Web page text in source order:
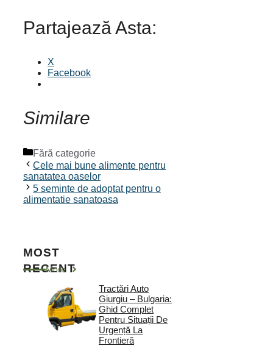
Partajează Asta:
X
Facebook
Similare
Categorii
Fără categorie
Cele mai bune alimente pentru
sanatatea oaselor
5 seminte de adoptat pentru o
alimentatie sanatoasa
MOST
RECENT
More
Tractări Auto
Giurgiu – Bulgaria:
Ghid Complet
Pentru Situații De
Urgență La
Frontieră